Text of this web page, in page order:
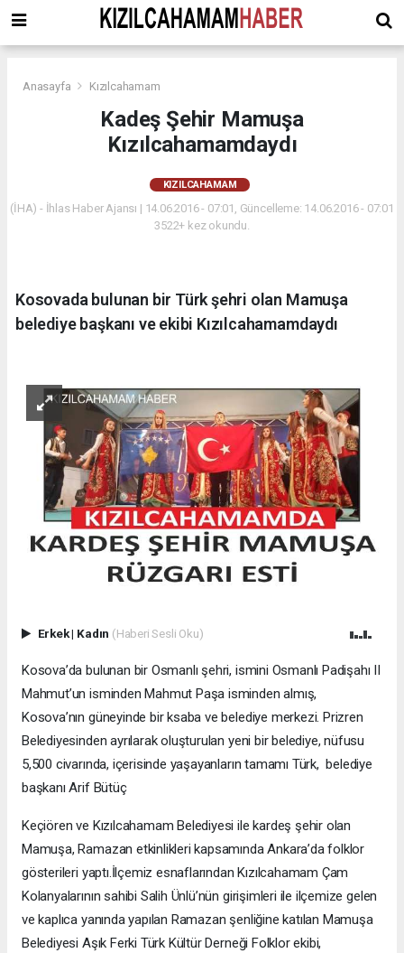
Anasayfa Kızılcahamam
Kadeş Şehir Mamuşa
Kızılcahamamdaydı
KIZILCAHAMAM
(İHA) - İhlas Haber Ajansı | 14.06.2016 - 07:01, Güncelleme: 14.06.2016 - 07:01
3522+ kez okundu.
Kosovada bulunan bir Türk şehri olan Mamuşa
belediye başkanı ve ekibi Kızılcahamamdaydı
Erkek| Kadın (Haberi Sesli Oku)
Kosova’da bulunan bir Osmanlı şehri, ismini Osmanlı Padişahı II
Mahmut’un isminden Mahmut Paşa isminden almış,
Kosova’nın güneyinde bir ksaba ve belediye merkezi. Prizren
Belediyesinden ayrılarak oluşturulan yeni bir belediye, nüfusu
5,500 civarında, içerisinde yaşayanların tamamı Türk, belediye
başkanı Arif Bütüç
Keçiören ve Kızılcahamam Belediyesi ile kardeş şehir olan
Mamuşa, Ramazan etkinlikleri kapsamında Ankara’da folklor
gösterileri yaptı.İlçemiz esnaflarından Kızılcahamam Çam
Kolanyalarının sahibi Salih Ünlü’nün girişimleri ile ilçemize gelen
ve kaplıca yanında yapılan Ramazan şenliğine katılan Mamuşa
Belediyesi Aşık Ferki Türk Kültür Derneği Folklor ekibi,